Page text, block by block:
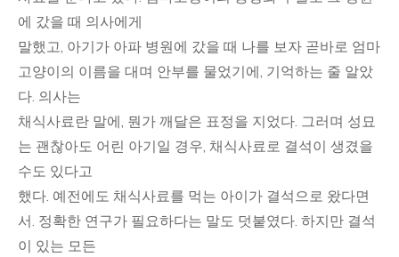
에 갔을 때 의사에게
말했고, 아기가 아파 병원에 갔을 때 나를 보자 곧바로 엄마
고양이의 이름을 대며 안부를 물었기에, 기억하는 줄 알았
다. 의사는
채식사료란 말에, 뭔가 깨달은 표정을 지었다. 그러며 성묘
는 괜찮아도 어린 아기일 경우, 채식사료로 결석이 생겼을
수도 있다고
했다. 예전에도 채식사료를 먹는 아이가 결석으로 왔다면
서. 정확한 연구가 필요하다는 말도 덧붙였다. 하지만 결석
이 있는 모든